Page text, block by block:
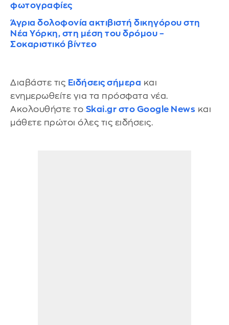
φωτογραφίες
Άγρια δολοφονία ακτιβιστή δικηγόρου στη
Νέα Υόρκη, στη μέση του δρόμου –
Σοκαριστικό βίντεο
Διαβάστε τις Ειδήσεις σήμερα και
ενημερωθείτε για τα πρόσφατα νέα.
Ακολουθήστε το Skai.gr στο Google News και
μάθετε πρώτοι όλες τις ειδήσεις.